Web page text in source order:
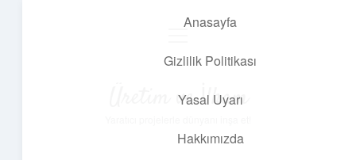
Anasayfa
Gizlilik Politikası
Yasal Uyarı
Hakkımızda
Üretim ve İlham